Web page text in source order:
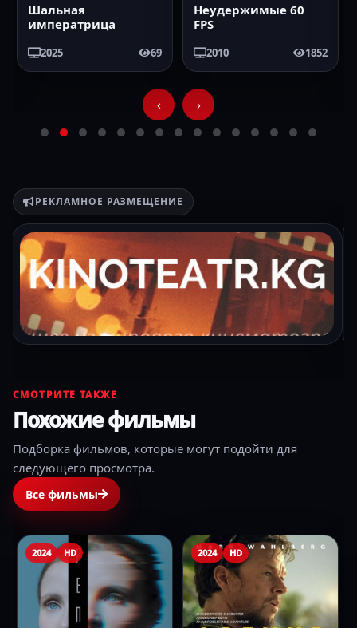
Шальная
императрица
2025 69
Неудержимые 60
FPS
2010 1852
‹ ›
РЕКЛАМНОЕ РАЗМЕЩЕНИЕ
СМОТРИТЕ ТАКЖЕ
Похожие фильмы
Подборка фильмов, которые могут подойти для
следующего просмотра.
Все фильмы
2024 HD 2024 HD